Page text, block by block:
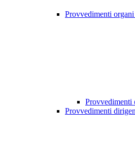
Provvedimenti
Provvedimenti
Provvedimenti